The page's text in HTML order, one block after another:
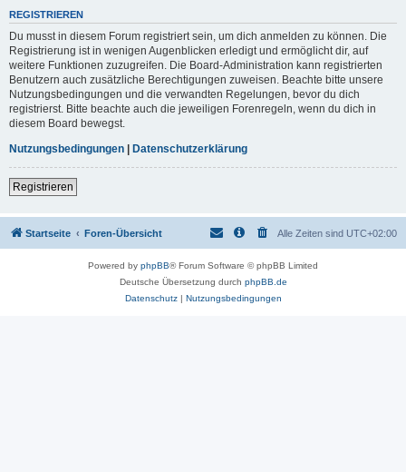
REGISTRIEREN
Du musst in diesem Forum registriert sein, um dich anmelden zu können. Die
Registrierung ist in wenigen Augenblicken erledigt und ermöglicht dir, auf
weitere Funktionen zuzugreifen. Die Board-Administration kann registrierten
Benutzern auch zusätzliche Berechtigungen zuweisen. Beachte bitte unsere
Nutzungsbedingungen und die verwandten Regelungen, bevor du dich
registrierst. Bitte beachte auch die jeweiligen Forenregeln, wenn du dich in
diesem Board bewegst.
Nutzungsbedingungen | Datenschutzerklärung
Registrieren
Startseite Foren-Übersicht Alle Zeiten sind UTC+02:00
Powered by phpBB® Forum Software © phpBB Limited
Deutsche Übersetzung durch phpBB.de
Datenschutz| Nutzungsbedingungen